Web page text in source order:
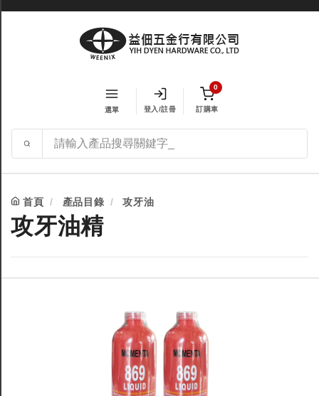
選單 登入/註冊
0
訂購車
首頁 產品目錄 攻牙油
攻牙油精